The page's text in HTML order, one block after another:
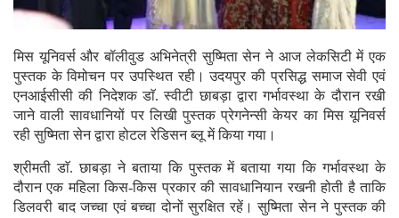
मिस यूनिवर्स और बॉलीवुड अभिनेत्री सुष्मिता सेन ने आज लेकसिटी में एक
पुस्तक के विमोचन पर उपस्थित रही। उदयपुर की प्रसिद्ध समाज सेवी एवं
एनआईसीसी की निदेशक डाॅ. स्वीटी छाबड़ा द्वारा गर्भावस्था के दौरान रखी
जाने वाली सावधानियों पर लिखी पुस्तक प्रेगनेन्सी केयर का मिस यूनिवर्स
रही सुष्मिता सेन द्वारा होटल रेडिसन ब्लू में किया गया।
श्रीमती डाॅ. छाबड़ा ने बताया कि पुस्तक में बताया गया कि गर्भावस्था के
दौरान एक महिला किस-किस प्रकार की सावधानियान रखनी होती है ताकि
डिलवरी बाद जच्चा एवं बच्चा दोनों सुरक्षित रहें। सुष्मिता सेन ने पुस्तक की